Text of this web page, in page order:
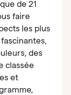
de 21
faire
les plus
des
classée
et